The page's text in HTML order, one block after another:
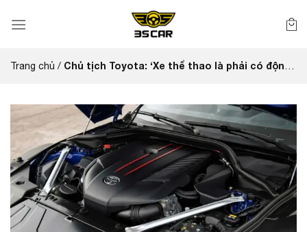
qua
dung
Trang chủ / Chủ tịch Toyota: ‘Xe thể thao là phải có động